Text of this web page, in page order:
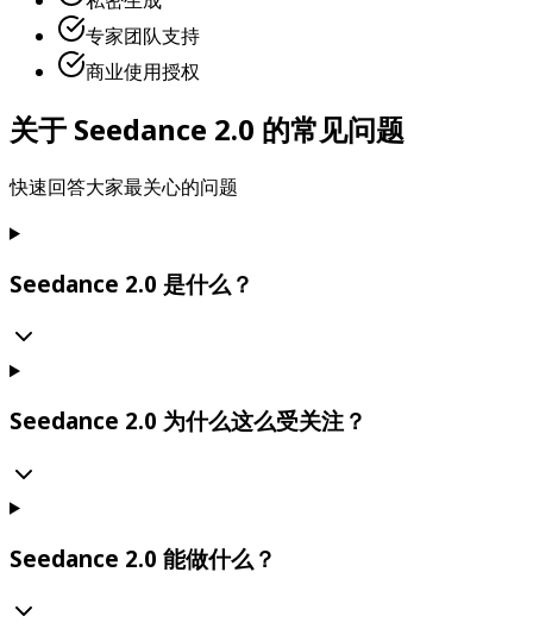
专家团队支持
商业使用授权
关于 Seedance 2.0 的常见问题
快速回答大家最关心的问题
Seedance 2.0 是什么？
Seedance 2.0 为什么这么受关注？
Seedance 2.0 能做什么？